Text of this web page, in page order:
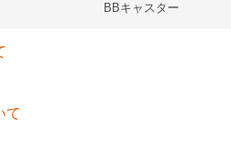
BBキャスター
て